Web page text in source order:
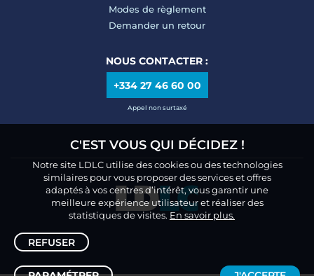
Modes de règlement
Demander un retour
NOUS CONTACTER :
+334 27 46 60 00
Appel non surtaxé
C'EST VOUS QUI DÉCIDEZ !
Notre site LDLC utilise des cookies ou des technologies
similaires pour vous proposer des services et offres
adaptés à vos centres d’intérêt, vous garantir une
meilleure expérience utilisateur et réaliser des
statistiques de visites. En savoir plus.
REFUSER